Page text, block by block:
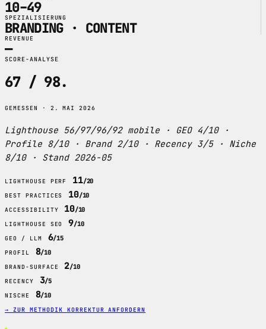
10–49
SPEZIALISIERUNG
BRANDING · CONTENT
REVENUE
—
SCORE-ANALYSE
67 / 98.
GEMESSEN · 2. MAI 2026
Lighthouse 56/97/96/92 mobile · GEO 4/10 ·
Profile 8/10 · Brand 2/10 · Recency 3/5 · Niche
8/10 · Stand 2026-05
LIGHTHOUSE PERF 11/20
BEST PRACTICES 10/10
ACCESSIBILITY 10/10
LIGHTHOUSE SEO 9/10
GEO / LLM 6/15
PROFIL 8/10
BRAND-SURFACE 2/10
RECENCY 3/5
NISCHE 8/10
→ ZUR METHODIK KORREKTUR ANFORDERN